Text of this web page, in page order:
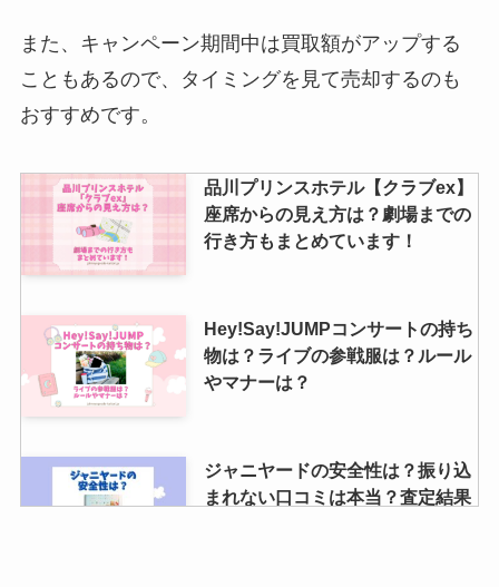
の読み方とは？基本的なプロフィ
ールや経歴は？
また、キャンペーン期間中は買取額がアップする
こともあるので、タイミングを見て売却するのも
おすすめです。
品川プリンスホテル【クラブex】
座席からの見え方は？劇場までの
行き方もまとめています！
Hey!Say!JUMPコンサートの持ち
物は？ライブの参戦服は？ルール
やマナーは？
ジャニヤードの安全性は？振り込
まれない口コミは本当？査定結果